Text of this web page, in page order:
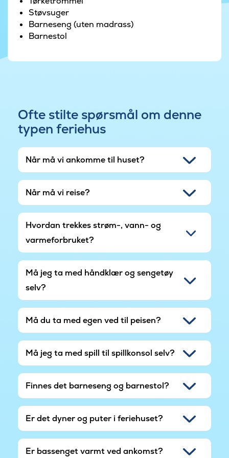
vestkyst, kun 4 km unna.
Støvsuger
Barneseng (uten madrass)
Barnestol
Ofte stilte spørsmål om denne
typen feriehus
Når må vi ankomme til huset?
Når må vi reise?
Hvordan trekkes strøm-, vann- og
varmeforbruket?
Må jeg ta med håndklær og sengetøy
selv?
Må du ta med egen ved til peisen?
Må jeg ta med spill til spillkonsol selv?
Finnes det barneseng og barnestol?
Er det dyner og puter i feriehuset?
Er bassenget varmt ved ankomst?